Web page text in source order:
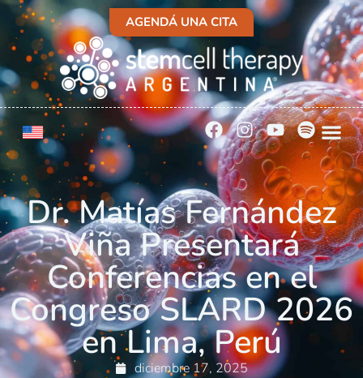
AGENDÁ UNA CITA
Dr. Matías Fernández
Viña Presentará
Conferencias en el
Congreso SLARD 2026
en Lima, Perú
diciembre 17, 2025